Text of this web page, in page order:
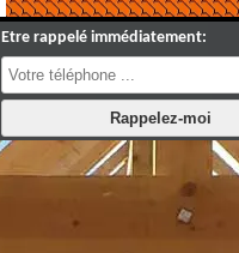
Etre rappelé immédiatement: